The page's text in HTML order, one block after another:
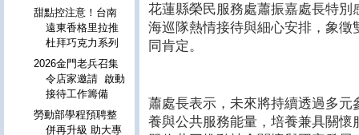
花蓮縣榮民服務處蕭振嘉處長特
海巡隊熱情接待與細心安排，象
同肯定。
蕭處長表示，未來將持續透過多
養與公共服務能量，培養兼具關
甜點控注意！台南
遠東香格里拉推
杜拜巧克力系列
2026金門老兵召集
令店家邀請 啟動
接待工作籌備
勞動部學程預聘整
併再升級 助大專